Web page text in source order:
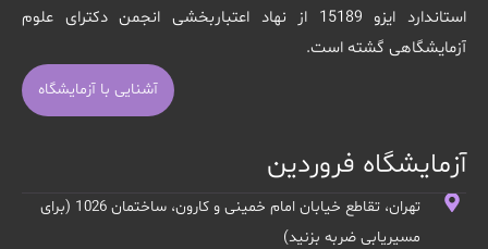
استاندارد ایزو 15189 از نهاد اعتباربخشی انجمن دکترای علوم
آزمایشگاهی گشته است.
آشنایی با آزمایشگاه
آزمایشگاه فروردین
تهران، تقاطع خیابان امام خمینی و کارون، ساختمان 1026 (برای
مسیریابی ضربه بزنید)